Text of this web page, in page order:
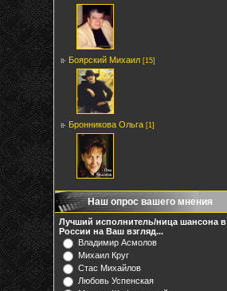
Боярский Михаил [15]
Бронникова Ольга [1]
Наш опрос вашего мнения
Лучший исполнитель/ница шансона в
России на Ваш взгляд...
Владимир Асмолов
Михаил Круг
Стас Михайлов
Любовь Успенская